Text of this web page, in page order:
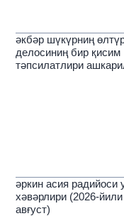
әкбәр шүкүрниң
делосиниң бир қисим
тәпсилатлири
әркин асия радийоси
хәвәрлири (2026-
авғуст)